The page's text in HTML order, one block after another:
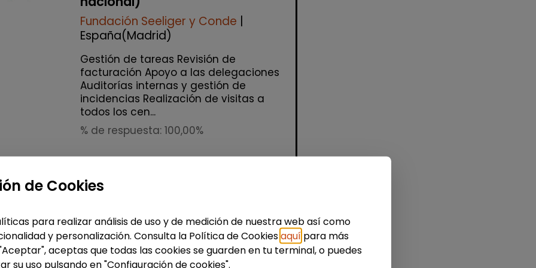
Fundación Seeliger y Conde |
España(Madrid)
Gestión de tareas Revisión de
facturación Apoyo a las delegaciones
Auditorías internas y gestión de
incidencias Realización de visitas a
todos los cen...
% de respuesta: 100,00%
Logística, Almacén y Compras
de Cookies
para realizar análisis de uso y de medición de nuestra web así como
y personalización. Consulta la Política de Cookiesaquí para más
aceptas que todas las cookies se guarden en tu terminal, o puedes
su uso pulsando en "Configuración de cookies".